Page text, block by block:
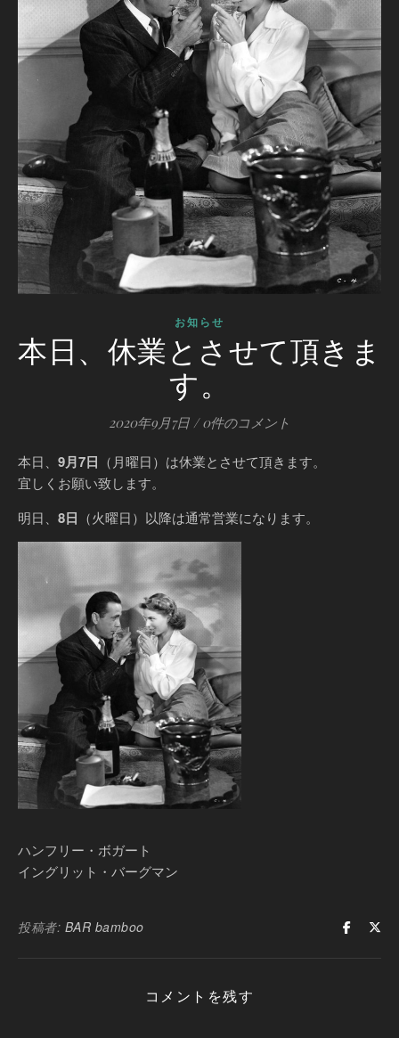
お知らせ
本日、休業とさせて頂きま
す。
2020年9月7日 / 0件のコメント
本日、 9月7日 （月曜日）は休業とさせて頂きます。
宜しくお願い致します。
明日、 8日 （火曜日）以降は通常営業になります。
ハンフリー・ボガート
イングリット・バーグマン
投稿者: BAR bamboo
コメントを残す